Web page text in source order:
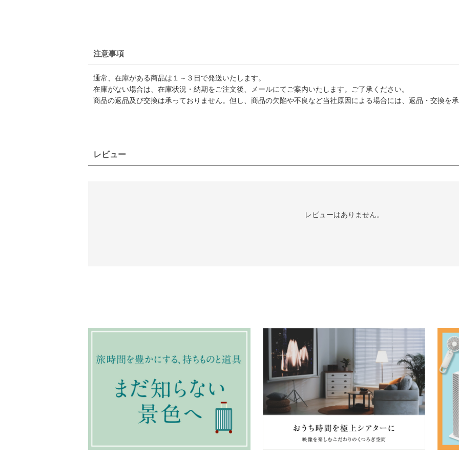
注意事項
通常、在庫がある商品は１～３日で発送いたします。
在庫がない場合は、在庫状況・納期をご注文後、メールにてご案内いたします。ご了承ください。
商品の返品及び交換は承っておりません。但し、商品の欠陥や不良など当社原因による場合には、返品・交換を
レビュー
レビューはありません。